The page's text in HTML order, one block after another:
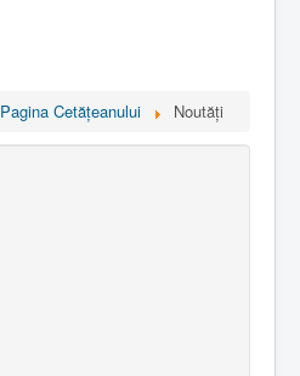
Pagina Cetăţeanului Noutăţi